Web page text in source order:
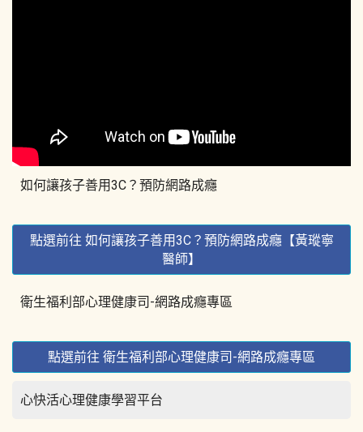
如何讓孩子善用3C？預防網路成癮
點選前往 如何讓孩子善用3C？預防網路成癮【黃瑽寧
醫師】
衛生福利部心理健康司-網路成癮專區
點選前往 衛生福利部心理健康司-網路成癮專區
心快活心理健康學習平台